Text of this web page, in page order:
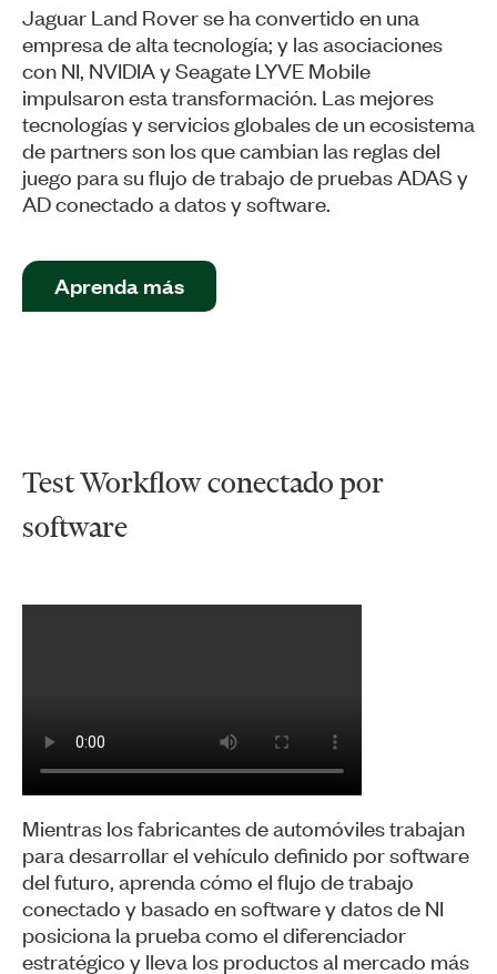
Jaguar Land Rover se ha convertido en una
empresa de alta tecnología; y las asociaciones
con NI, NVIDIA y Seagate LYVE Mobile
impulsaron esta transformación. Las mejores
tecnologías y servicios globales de un ecosistema
de partners son los que cambian las reglas del
juego para su flujo de trabajo de pruebas ADAS y
AD conectado a datos y software.
Aprenda más
​Test Workflow conectado por
software
Mientras los fabricantes de automóviles trabajan
para desarrollar el vehículo definido por software
del futuro, aprenda cómo el flujo de trabajo
conectado y basado en software y datos de NI
posiciona la prueba como el diferenciador
estratégico y lleva los productos al mercado más